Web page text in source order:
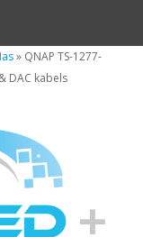
» QNAP TS-1277-
DAC kabels